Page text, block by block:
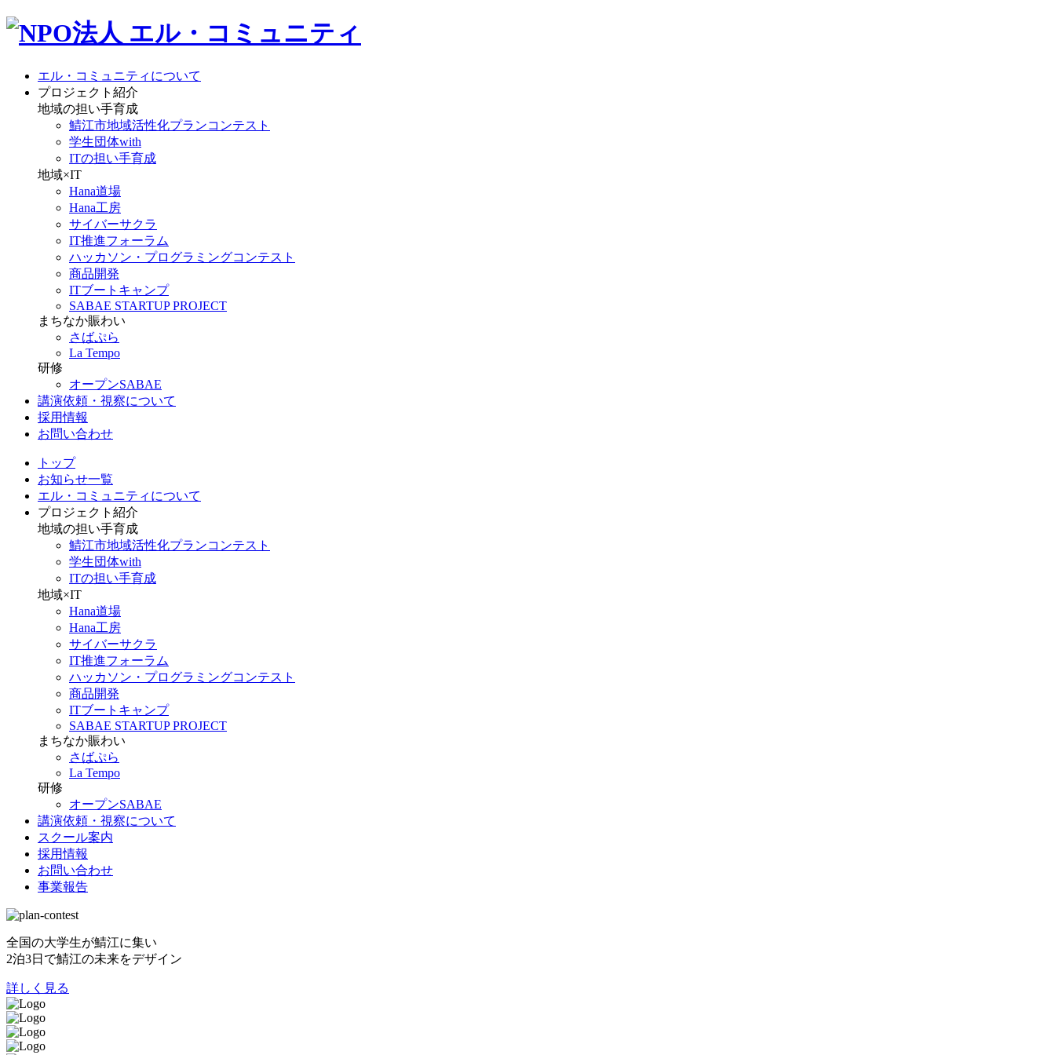
エル・コミュニティについて
プロジェクト紹介
地域の担い手育成
鯖江市地域活性化プランコンテスト
学生団体with
ITの担い手育成
地域×IT
Hana道場
Hana工房
サイバーサクラ
IT推進フォーラム
ハッカソン・プログラミングコンテスト
商品開発
ITブートキャンプ
SABAE STARTUP PROJECT
まちなか賑わい
さばぷら
La Tempo
研修
オープンSABAE
講演依頼・視察について
採用情報
お問い合わせ
トップ
お知らせ一覧
エル・コミュニティについて
プロジェクト紹介
地域の担い手育成
鯖江市地域活性化プランコンテスト
学生団体with
ITの担い手育成
地域×IT
Hana道場
Hana工房
サイバーサクラ
IT推進フォーラム
ハッカソン・プログラミングコンテスト
商品開発
ITブートキャンプ
SABAE STARTUP PROJECT
まちなか賑わい
さばぷら
La Tempo
研修
オープンSABAE
講演依頼・視察について
スクール案内
採用情報
お問い合わせ
事業報告
全国の大学生が鯖江に集い
2泊3日で鯖江の未来をデザイン
詳しく見る